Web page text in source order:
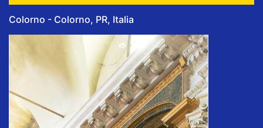
Colorno - Colorno, PR, Italia